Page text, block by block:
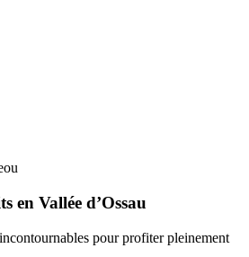
en Vallée d’Ossau
pour profiter pleinement